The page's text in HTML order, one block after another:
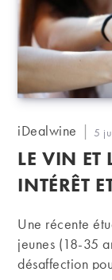
Auteur/autrice
la
publication :
iDealwine 5
LE VIN ET
INTÉRÊT
Une récente
jeunes (18-35
désaffection